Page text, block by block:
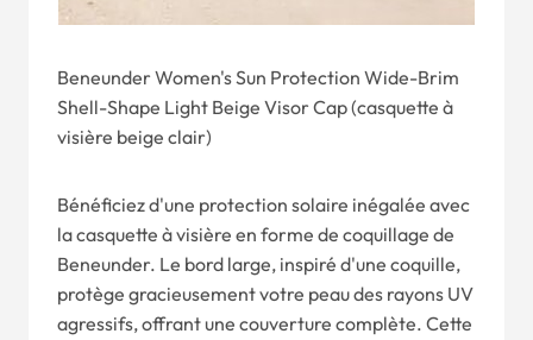
Beneunder Women's Sun Protection Wide-Brim
Shell-Shape Light Beige Visor Cap (casquette à
visière beige clair)
Bénéficiez d'une protection solaire inégalée avec
la casquette à visière en forme de coquillage de
Beneunder. Le bord large, inspiré d'une coquille,
protège gracieusement votre peau des rayons UV
agressifs, offrant une couverture complète. Cette